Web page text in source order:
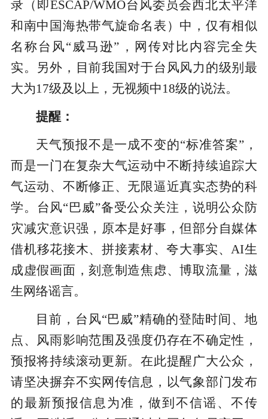
录（即ESCAP/WMO台风委员会西北太平洋
和南中国海热带气旋命名表）中，仅有相似
名称台风“威马逊”，网传对比内容完全失
实。另外，目前我国对于台风风力的级别最
大为17级及以上，无视频中18级的说法。
提醒：
天气预报不是一成不变的“标准答案”，
而是一门在复杂大气运动中不断持续追踪大
气运动、不断修正、无限逼近真实态势的科
学。台风“巴威”备受公众关注，说明公众防
灾减灾意识强，原本是好事，但部分自媒体
借机‌移花接木、拼接素材、夸大事实、AI生
成虚假画面，刻意制造焦虑、博取流量，滋
生网络谣言。
目前，台风“巴威”精确的登陆时间、地
点、风雨影响范围及强度仍存在不确定性，
预报将持续滚动更新。在此提醒广大公众，
请坚决摒弃不实网传信息，以气象部门发布
的最新预报信息为准，做到不信谣、不传